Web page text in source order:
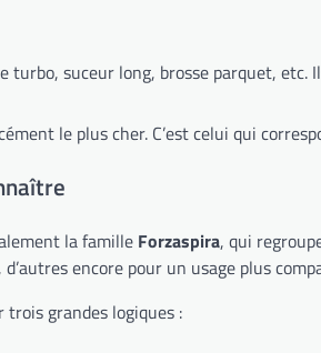
turbo, suceur long, brosse parquet, etc.
le plus cher. C’est celui qui
la famille Forzaspira, qui
encore pour un usage plus
grandes logiques :